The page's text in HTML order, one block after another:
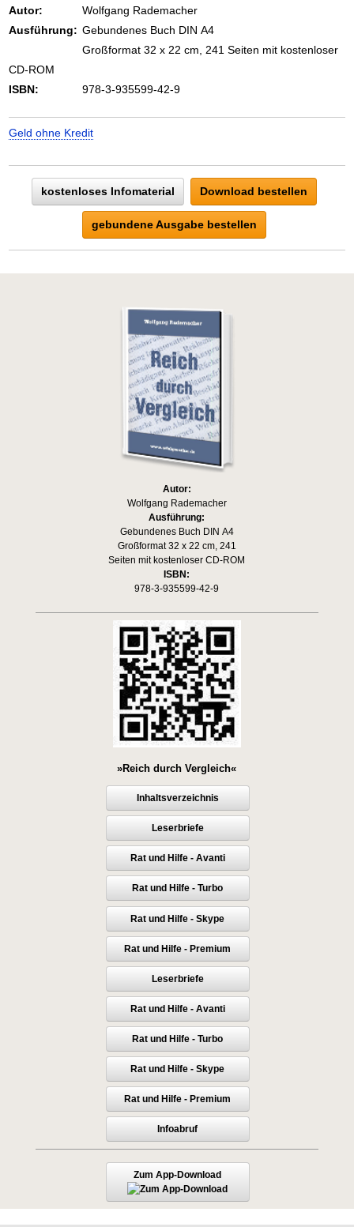
eins ist todsicher:
Zeigen Sie mit der Maus hierhin, um
Autor:
Wolfgang Rademacher
Ausführung: Gebundenes Buch DIN A4
Großformat 32 x 22 cm, 241 Seiten mit kostenloser
CD-ROM
ISBN:
978-3-935599-42-9
Geld ohne Kredit
kostenloses Infomaterial Download bestellen
gebundene Ausgabe bestellen
Autor:
Wolfgang Rademacher
Ausführung:
Gebundenes Buch DIN A4
Großformat 32 x 22 cm, 241
Seiten mit kostenloser CD-ROM
ISBN:
978-3-935599-42-9
»Reich durch Vergleich«
Inhaltsverzeichnis
Leserbriefe
Rat und Hilfe - Avanti
Rat und Hilfe - Turbo
Rat und Hilfe - Skype
Rat und Hilfe - Premium
Leserbriefe
Rat und Hilfe - Avanti
Rat und Hilfe - Turbo
Rat und Hilfe - Skype
Rat und Hilfe - Premium
Infoabruf
Zum App-Download